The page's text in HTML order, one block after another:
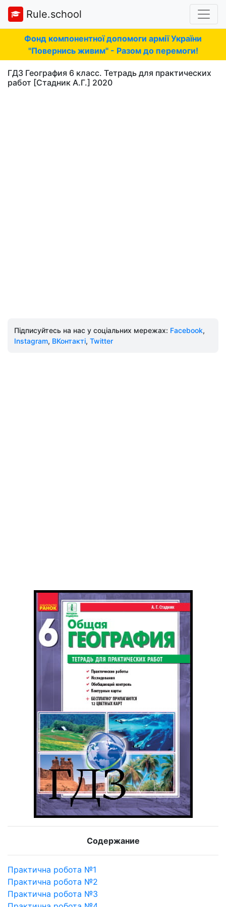
Rule.school
Фонд компонентної допомоги армії України
"Повернись живим" - Разом до перемоги!
ГДЗ География 6 класс. Тетрадь для практических
работ [Стадник А.Г.] 2020
Підписуйтесь на нас у соціальних мережах: Facebook,
Instagram, ВКонтакті, Twitter
Содержание
Практична робота №1
Практична робота №2
Практична робота №3